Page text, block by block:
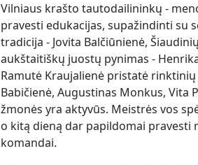
Vilniaus krašto tautodailininkų -
pravesti edukacijas, supažindinti su
tradicija - Jovita Balčiūnienė,
aukštaitiškų juostų pynimas -
Ramutė Kraujalienė pristatė
Babičienė, Augustinas Monkus, Vita
žmonės yra aktyvūs. Meistrės vos
o kitą dieną dar papildomai
komandai.